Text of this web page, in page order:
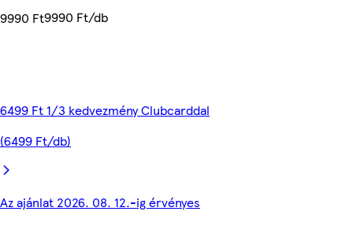
9990 Ft9990 Ft/db
6499 Ft 1/3 kedvezmény Clubcarddal
(6499 Ft/db)
Az ajánlat 2026. 08. 12.-ig érvényes